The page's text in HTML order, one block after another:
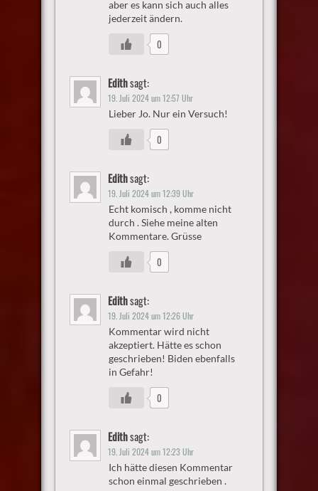
aber es kann sich auch alles
jederzeit ändern.
0
Edithsagt:
19. Juli 2024 um 12:57 Uhr
Lieber Jo. Nur ein Versuch!
0
Edithsagt:
19. Juli 2024 um 12:39 Uhr
Echt komisch , komme nicht
durch . Siehe meine alten
Kommentare. Grüsse
0
Edithsagt:
19. Juli 2024 um 12:26 Uhr
Kommentar wird nicht
akzeptiert. Hätte es schon
geschrieben! Biden ebenfalls
in Gefahr!
0
Edithsagt:
19. Juli 2024 um 12:23 Uhr
Ich hätte diesen Kommentar
schon einmal geschrieben .